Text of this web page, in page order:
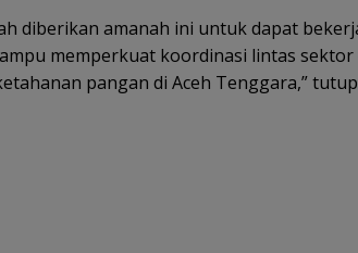
diberikan amanah ini untuk dapat
memperkuat koordinasi lintas sektor
pangan di Aceh Tenggara,”